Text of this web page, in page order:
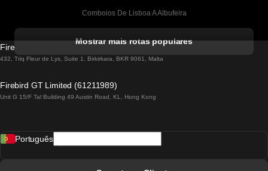
Comboios De Lisboa A Albufeira
Comboios De Lisboa A Lagos
Comboios De Lisboa A Madrid
Mostrar mais rotas populares
Firebird GT Limited (OC 1451)
432, Triq Fleur de Lys, Suite 1, Birkirkara, BKR 9061, Malta
Firebird GT Limited (61211989)
Unit G 15/F Tal Building 49 Austin Road, KL, Hong Kong
Português